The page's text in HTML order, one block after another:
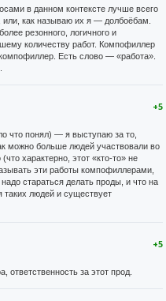
в данном контексте лучше всего
или, как называю их я — долбоёбам.
резонного, логичного и
количеству работ. Компофиллер
Есть слово — «работа».
+5
что понял) — я выступаю за то,
можно больше людей участвовали во
характерно, этот «кто-то» не
эти работы компофиллерами,
стараться делать проды, и что на
людей и существует
+5
ответственность за этот прод.